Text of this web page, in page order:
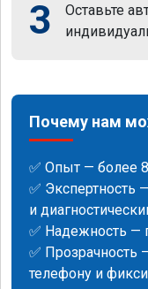
3
Оставьте
Почему нам
✅ Опыт — более
✅
и
✅ Надежность —
✅ Прозрачность
телефону и